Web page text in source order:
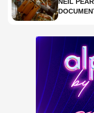
NEIL